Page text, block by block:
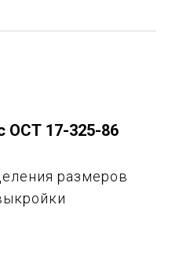
ОСТ 17-325-86
размеров